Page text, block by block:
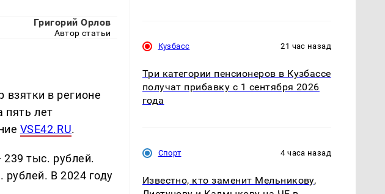
Григорий Орлов
Автор статьи
в регионе
пять лет
VSE42.RU.
239 тыс. рублей.
рублей. В 2024 году
Кузбасс 21 час назад
Три категории пенсионеров в Кузбассе
получат прибавку с 1 сентября 2026
года
Спорт 4 часа назад
Известно, кто заменит Мельникову,